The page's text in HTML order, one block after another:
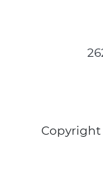
Copyright